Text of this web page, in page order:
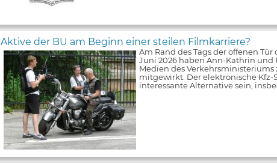
Aktive der BU am Beginn einer steilen Filmkarriere?
Am Rand des Tags der offenen
Juni 2026 haben Ann-Kathrin und
Medien des
mitgewirkt. Der elektronische
interessante Alternative sein,